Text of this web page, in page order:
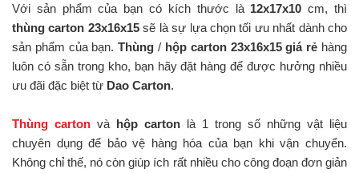
Với sản phẩm của bạn có kích thước là 12x17x10cm, thì
thùng carton 23x16x15sẽ là sự lựa chọn tối ưu nhất dành cho
sản phẩm của bạn.Thùng/ hộp carton 23x16x15 giá rẻ hàng
luôn có sẵn trong kho, bạn hãy đặt hàng để được hưởng nhiều
ưu đãi đặc biệt từ Dao Carton.
Thùng carton và hộp carton là 1 trong số những vật liệu
chuyên dụng để bảo vệ hàng hóa của bạn khi vận chuyển.
Không chỉ thế, nó còn giúp ích rất nhiều cho công đoạn đơn giản